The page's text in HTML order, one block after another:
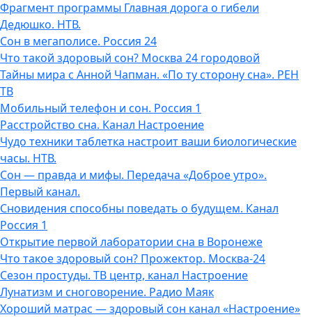
Фрагмент программы Главная дорога о гибели
Дедюшко. НТВ.
Сон в мегаполисе. Россия 24
Что такой здоровый сон? Москва 24 городовой
Тайны мира с Анной Чапман. «По ту сторону сна». РЕН
ТВ
Мобильный телефон и сон. Россия 1
Расстройство сна. Канал Настроение
Чудо техники таблетка настроит ваши биологические
часы. НТВ.
Сон — правда и мифы. Передача «Доброе утро».
Первый канал.
Сновидения способны поведать о будущем. Канал
Россия 1
Открытие первой лаборатории сна в Воронеже
Что такое здоровый сон? Прожектор. Москва-24
Сезон простуды. ТВ центр, канал Настроение
Лунатизм и сноговорение. Радио Маяк
Хороший матрас — здоровый сон канал «Настроение»